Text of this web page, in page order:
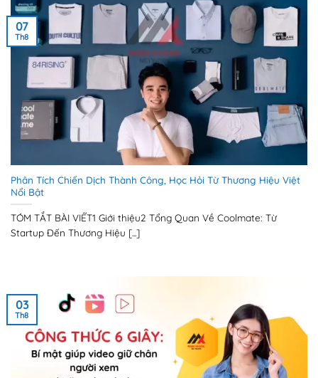
Phân Tích Chiến Dịch Thành Công, Học Hỏi Từ Thương Hiệu Việt
Nổi Bật
TÓM TẮT BÀI VIẾT1 Giới thiệu2 Tổng Quan Về Coolmate: Từ
Startup Đến Thương Hiệu [...]
07
Th8
03
Th8